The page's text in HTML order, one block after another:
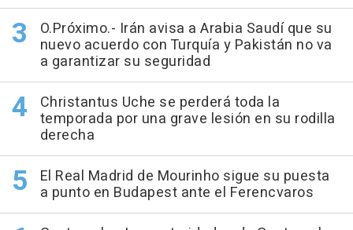
O.Próximo.- Irán avisa a Arabia Saudí que su
nuevo acuerdo con Turquía y Pakistán no va
a garantizar su seguridad
Christantus Uche se perderá toda la
temporada por una grave lesión en su rodilla
derecha
El Real Madrid de Mourinho sigue su puesta
a punto en Budapest ante el Ferencvaros